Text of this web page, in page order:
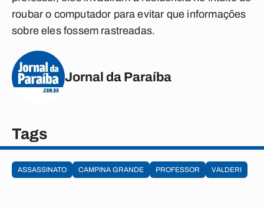
roubar o computador para evitar que informações
sobre eles fossem rastreadas.
Jornal da Paraíba
Tags
ASSASSINATO CAMPINA GRANDE PROFESSOR VALDERI